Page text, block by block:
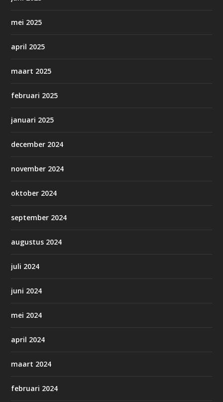
mei 2025
april 2025
maart 2025
februari 2025
januari 2025
december 2024
november 2024
oktober 2024
september 2024
augustus 2024
juli 2024
juni 2024
mei 2024
april 2024
maart 2024
februari 2024